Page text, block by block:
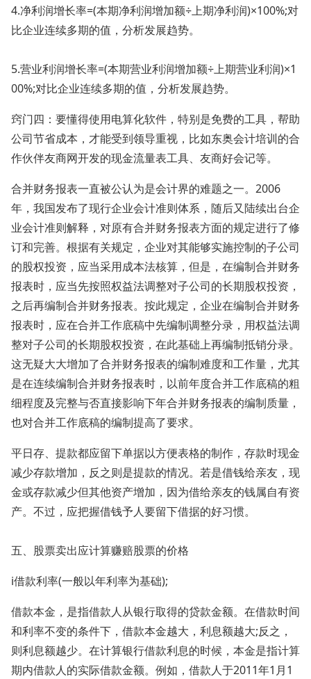
4.净利润增长率=(本期净利润增加额÷上期净利润)×100%;对
比企业连续多期的值，分析发展趋势。
5.营业利润增长率=(本期营业利润增加额÷上期营业利润)×1
00%;对比企业连续多期的值，分析发展趋势。
窍门四：要懂得使用电算化软件，特别是免费的工具，帮助
公司节省成本，才能受到领导重视，比如东奥会计培训的合
作伙伴友商网开发的现金流量表工具、友商好会记等。
合并财务报表一直被公认为是会计界的难题之一。2006
年，我国发布了现行企业会计准则体系，随后又陆续出台企
业会计准则解释，对原有合并财务报表方面的规定进行了修
订和完善。根据有关规定，企业对其能够实施控制的子公司
的股权投资，应当采用成本法核算，但是，在编制合并财务
报表时，应当先按照权益法调整对子公司的长期股权投资，
之后再编制合并财务报表。按此规定，企业在编制合并财务
报表时，应在合并工作底稿中先编制调整分录，用权益法调
整对子公司的长期股权投资，在此基础上再编制抵销分录。
这无疑大大增加了合并财务报表的编制难度和工作量，尤其
是在连续编制合并财务报表时，以前年度合并工作底稿的粗
细程度及完整与否直接影响下年合并财务报表的编制质量，
也对合并工作底稿的编制提高了要求。
平日存、提款都应留下单据以方便表格的制作，存款时现金
减少存款增加，反之则是提款的情况。若是借钱给亲友，现
金或存款减少但其他资产增加，因为借给亲友的钱属自有资
产。不过，应把握借钱予人要留下借据的好习惯。
五、股票卖出应计算赚赔股票的价格
i借款利率(一般以年利率为基础);
借款本金，是指借款人从银行取得的贷款金额。在借款时间
和利率不变的条件下，借款本金越大，利息额越大;反之，
则利息额越少。在计算银行借款利息的时候，本金是指计算
期内借款人的实际借款金额。例如，借款人于2011年1月1